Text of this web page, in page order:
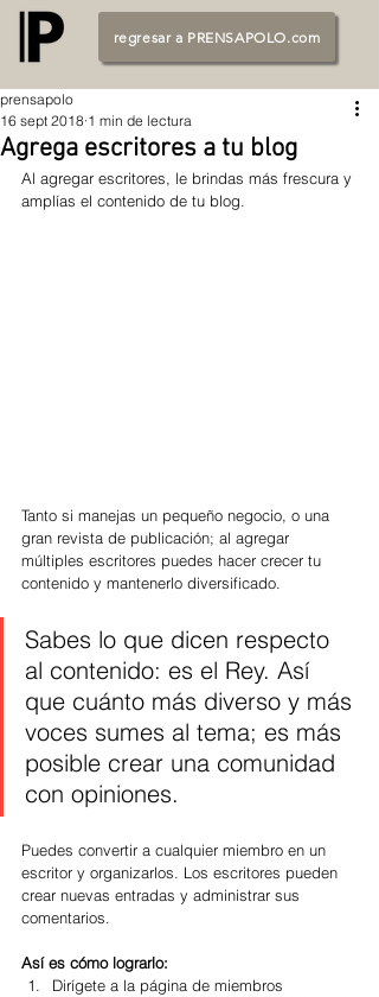
regresar a PRENSAPOLO.com
Agrega escritores a tu blog
prensapolo
16 sept 2018 1 min de lectura
Al agregar escritores, le brindas más frescura y
amplías el contenido de tu blog.
Tanto si manejas un pequeño negocio, o una
gran revista de publicación; al agregar
múltiples escritores puedes hacer crecer tu
contenido y mantenerlo diversificado.
Sabes lo que dicen respecto
al contenido: es el Rey. Así
que cuánto más diverso y más
voces sumes al tema; es más
posible crear una comunidad
con opiniones.
Puedes convertir a cualquier miembro en un
escritor y organizarlos. Los escritores pueden
crear nuevas entradas y administrar sus
comentarios.
Así es cómo lograrlo:
Dirígete a la página de miembros